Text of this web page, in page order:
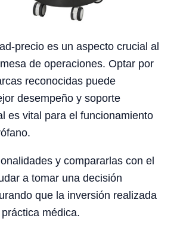
precio es un aspecto crucial al
de operaciones. Optar por
reconocidas puede
desempeño y soporte
es vital para el funcionamiento
y compararlas con el
a tomar una decisión
que la inversión realizada
médica.